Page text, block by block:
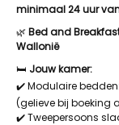
minimaal 24 uur
🌿Bed and
Wallonië
🛏️ Jouw kamer:
✔️ Modulaire
(gelieve bij boeking
✔️ Tweepersoons